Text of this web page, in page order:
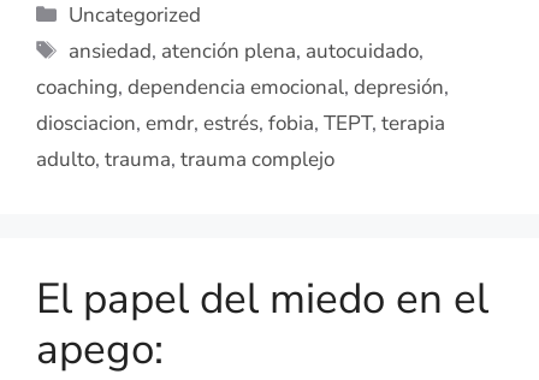
Uncategorized
ansiedad, atención plena, autocuidado,
coaching, dependencia emocional, depresión,
diosciacion, emdr, estrés, fobia, TEPT, terapia
adulto, trauma, trauma complejo
El papel del miedo en el
apego: